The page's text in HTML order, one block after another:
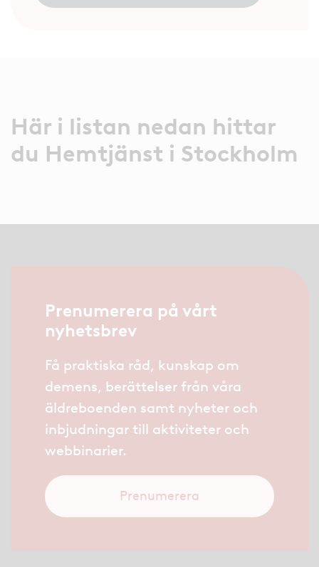
Här i listan nedan hittar
du Hemtjänst i Stockholm
Prenumerera på vårt
nyhetsbrev
Få praktiska råd, kunskap om
demens, berättelser från våra
äldreboenden samt nyheter och
inbjudningar till aktiviteter och
webbinarier.
Prenumerera